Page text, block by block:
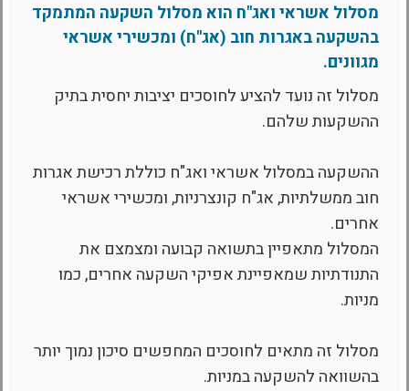
מסלול אשראי ואג"ח הוא מסלול השקעה המתמקד
בהשקעה באגרות חוב (אג"ח) ומכשירי אשראי
מגוונים.
מסלול זה נועד להציע לחוסכים יציבות יחסית בתיק
ההשקעות שלהם.
ההשקעה במסלול אשראי ואג"ח כוללת רכישת אגרות
חוב ממשלתיות, אג"ח קונצרניות, ומכשירי אשראי
אחרים.
המסלול מתאפיין בתשואה קבועה ומצמצם את
התנודתיות שמאפיינת אפיקי השקעה אחרים, כמו
מניות.
מסלול זה מתאים לחוסכים המחפשים סיכון נמוך יותר
בהשוואה להשקעה במניות.